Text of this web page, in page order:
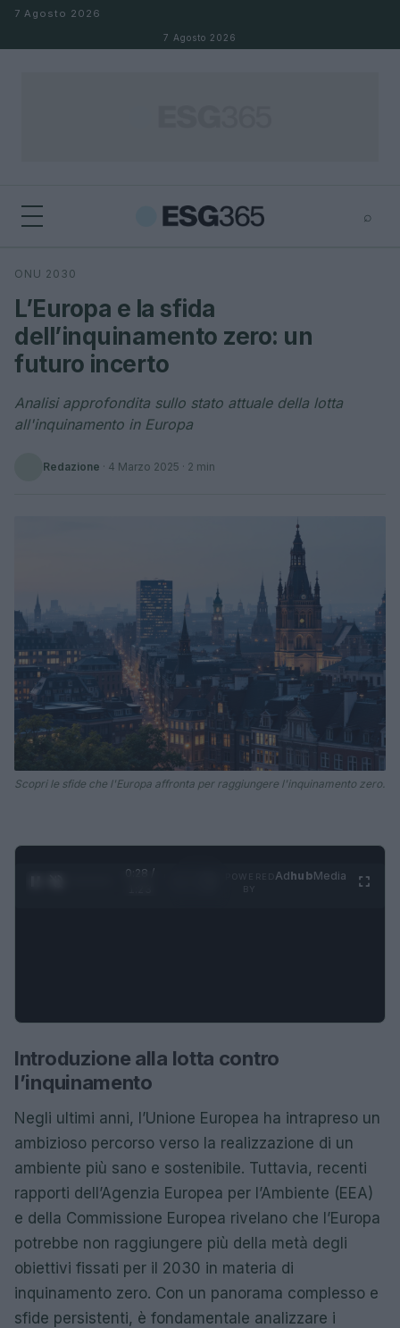
Salta al contenuto
7 Agosto 2026
7 Agosto 2026
⌕
Cerca
ONU 2030
L’Europa e la sfida
dell’inquinamento zero: un
futuro incerto
Analisi approfondita sullo stato attuale della lotta
all'inquinamento in Europa
Redazione · 4 Marzo 2025 · 2 min
Scopri le sfide che l'Europa affronta per raggiungere l'inquinamento zero.
0:28 /
AdhubMedia
Introduzione alla lotta contro
l’inquinamento
Negli ultimi anni, l’Unione Europea ha intrapreso un
ambizioso percorso verso la realizzazione di un
ambiente più sano e sostenibile. Tuttavia, recenti
rapporti dell’Agenzia Europea per l’Ambiente (EEA)
e della Commissione Europea rivelano che l’Europa
potrebbe non raggiungere più della metà degli
obiettivi fissati per il 2030 in materia di
inquinamento zero. Con un panorama complesso e
sfide persistenti, è fondamentale analizzare i